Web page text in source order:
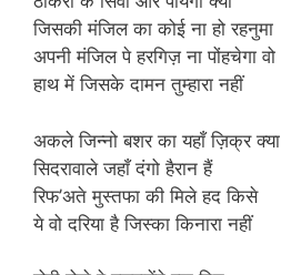
जिसकी मंजिल का कोई ना हो रहनुमा
अपनी मंजिल पे हरगिज़ ना पोंहचेगा वो
हाथ में जिसके दामन तुम्हारा नहीं
अकले जिन्नो बशर का यहाँ ज़िक्र क्या
सिदरावाले जहाँ दंगो हैरान हैं
रिफ’अते मुस्तफा की मिले हद किसे
ये वो दरिया है जिस्का किनारा नहीं